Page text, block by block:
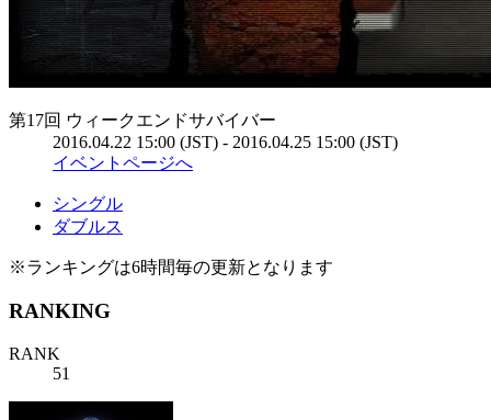
第17回 ウィークエンドサバイバー
2016.04.22 15:00 (JST) - 2016.04.25 15:00 (JST)
イベントページへ
シングル
ダブルス
※ランキングは6時間毎の更新となります
RANKING
RANK
51